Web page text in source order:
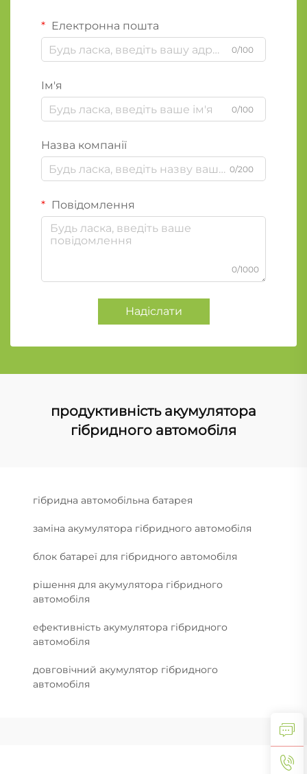
Електронна пошта
0/100
Ім'я
0/100
Назва компанії
0/200
Повідомлення
0/1000
Надіслати
продуктивність акумулятора
гібридного автомобіля
гібридна автомобільна батарея
заміна акумулятора гібридного автомобіля
блок батареї для гібридного автомобіля
рішення для акумулятора гібридного
автомобіля
ефективність акумулятора гібридного
автомобіля
довговічний акумулятор гібридного
автомобіля